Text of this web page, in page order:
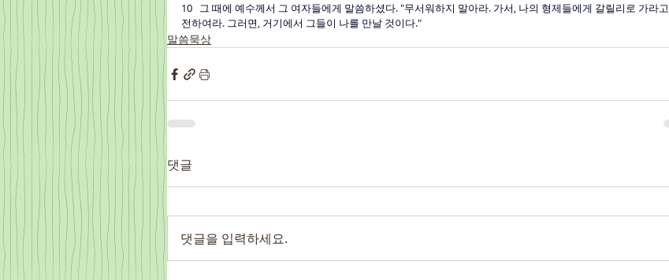
10   그 때에 예수께서 그 여자들에게 말씀하셨다. "무서워하지 말아라. 가서, 나의 형제들에게 갈릴리로 가라고
전하여라. 그러면, 거기에서 그들이 나를 만날 것이다."
말씀묵상
댓글
댓글을 입력하세요.